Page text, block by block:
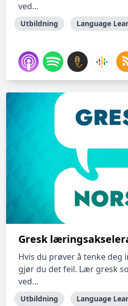
ved...
Utbildning Language
Gresk
Hvis du prøver å tenke deg
gjør du det feil. Lær gresk
ved...
Utbildning Language